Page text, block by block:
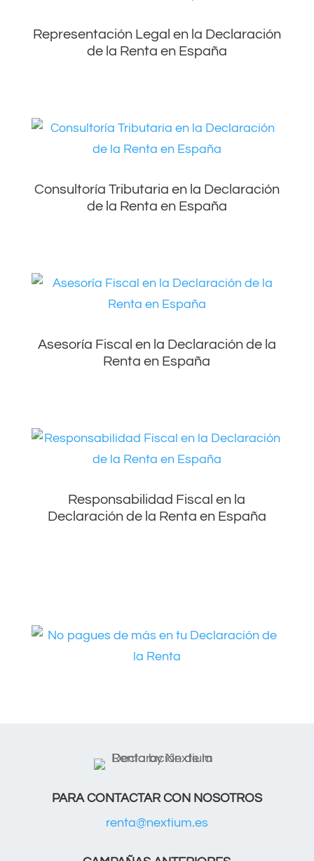
Representación Legal en la Declaración
de la Renta en España
Consultoría Tributaria en la Declaración
de la Renta en España
Asesoría Fiscal en la Declaración de la
Renta en España
Responsabilidad Fiscal en la
Declaración de la Renta en España
PARA CONTACTAR CON NOSOTROS
renta@nextium.es